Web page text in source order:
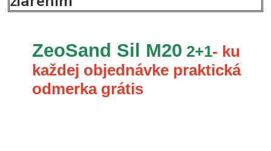
ZeoSand Sil M20 2+1- ku
každej objednávke praktická
odmerka grátis